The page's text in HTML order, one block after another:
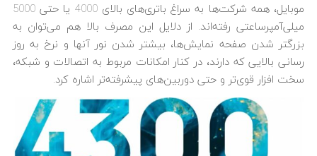
موبایل، همه شرکت‌ها به سراغ باتری‌های بالای 4000 یا حتی 5000
میلی‌آمپرساعتی رفته‌اند. از دلایل این مصرف بالا هم می‌توان به
بزرگتر شدن صفحه نمایش‌ها، بیشتر شدن نور آنها و نرخ به روز
رسانی بالایی که دارند، در کنار امکانات مربوط به اتصالات و شبکه،
سخت افزار قوی‌تر و حتی دوربین‌های پیشرفته‌تر اشاره کرد.